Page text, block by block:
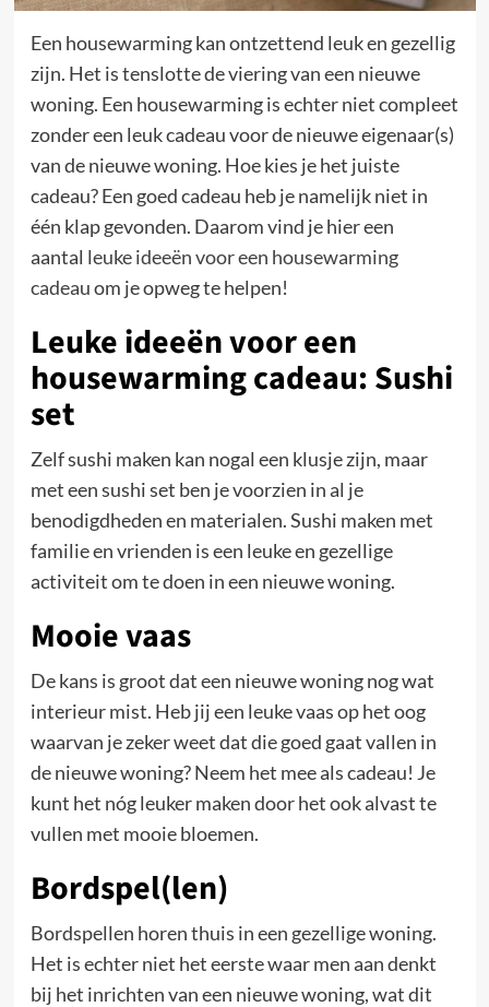
Een housewarming kan ontzettend leuk en gezellig
zijn. Het is tenslotte de viering van een nieuwe
woning. Een housewarming is echter niet compleet
zonder een leuk cadeau voor de nieuwe eigenaar(s)
van de nieuwe woning. Hoe kies je het juiste
cadeau? Een goed cadeau heb je namelijk niet in
één klap gevonden. Daarom vind je hier een
aantal leuke ideeën voor een housewarming
cadeauom je opweg te helpen!
Leuke ideeën voor een
housewarming cadeau: Sushi
set
Zelf sushi maken kan nogal een klusje zijn, maar
met een sushi set ben je voorzien in al je
benodigdheden en materialen. Sushi maken met
familie en vrienden is een leuke en gezellige
activiteit om te doen in een nieuwe woning.
Mooie vaas
De kans is groot dat een nieuwe woning nog wat
interieur mist. Heb jij een leuke vaas op het oog
waarvan je zeker weet dat die goed gaat vallen in
de nieuwe woning? Neem het mee als cadeau! Je
kunt het nóg leuker maken door het ook alvast te
vullen met mooie bloemen.
Bordspel(len)
Bordspellen horen thuis in een gezellige woning.
Het is echter niet het eerste waar men aan denkt
bij het inrichten van een nieuwe woning, wat dit